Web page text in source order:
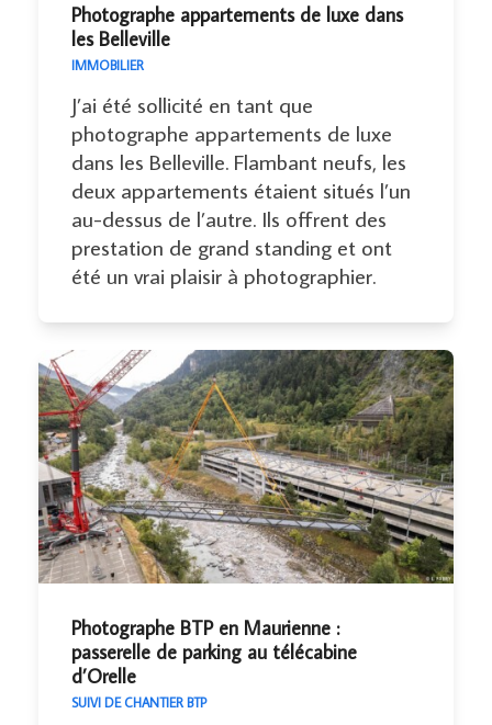
Photographe appartements de luxe dans
les Belleville
IMMOBILIER
J’ai été sollicité en tant que
photographe appartements de luxe
dans les Belleville. Flambant neufs, les
deux appartements étaient situés l’un
au-dessus de l’autre. Ils offrent des
prestation de grand standing et ont
été un vrai plaisir à photographier.
Photographe BTP en Maurienne :
passerelle de parking au télécabine
d’Orelle
SUIVI DE CHANTIER BTP